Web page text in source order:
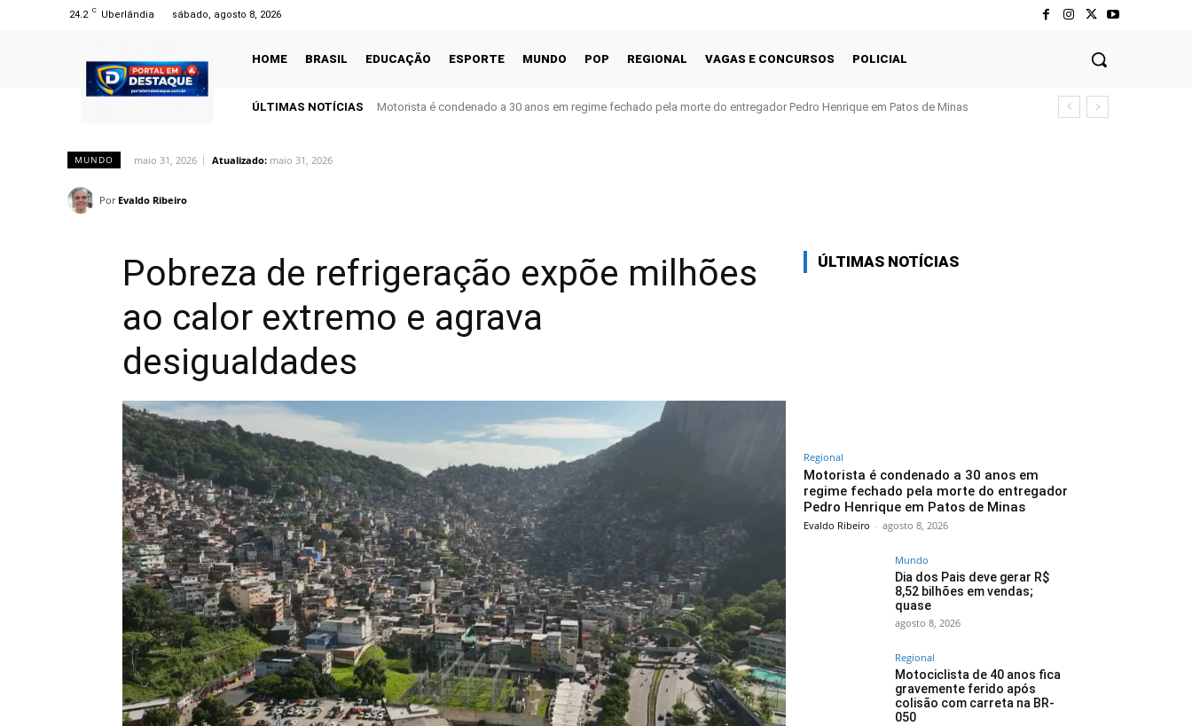
24.2 C Uberlândia sábado, agosto 8, 2026
HOME BRASIL EDUCAÇÃO ESPORTE MUNDO POP REGIONAL VAGAS E CONCURSOS POLICIAL
ÚLTIMAS NOTÍCIAS Motorista é condenado a 30 anos em regime fechado pela morte do entregador Pedro Henrique em Patos de Minas
MUNDO maio 31, 2026 Atualizado: maio 31, 2026
Por Evaldo Ribeiro
Pobreza de refrigeração expõe milhões
ao calor extremo e agrava
desigualdades
ÚLTIMAS NOTÍCIAS
Regional
Motorista é condenado a 30 anos em
regime fechado pela morte do entregador
Pedro Henrique em Patos de Minas
Evaldo Ribeiro - agosto 8, 2026
Mundo
Dia dos Pais deve gerar R$
8,52 bilhões em vendas;
quase
agosto 8, 2026
Regional
Motociclista de 40 anos fica
gravemente ferido após
colisão com carreta na BR-
050